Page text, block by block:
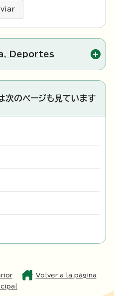
Deportes
次のページも見ています
Volver a la página